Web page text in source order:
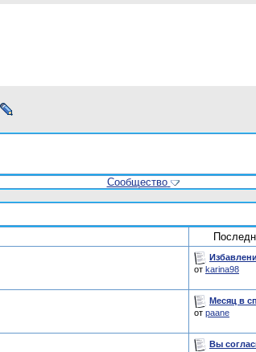
Сообщество
от karina98
Месяц в
от paane
Вы